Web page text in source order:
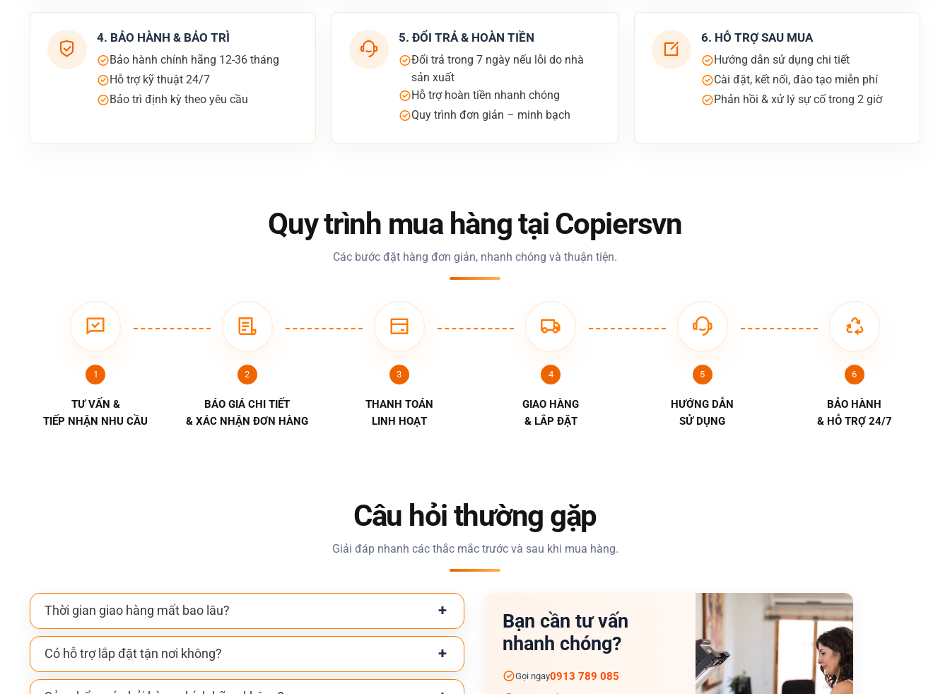
4. BẢO HÀNH & BẢO TRÌ
Bảo hành chính hãng 12-36 tháng
Hỗ trợ kỹ thuật 24/7
Bảo trì định kỳ theo yêu cầu
5. ĐỔI TRẢ & HOÀN TIỀN
Đổi trả trong 7 ngày nếu lỗi do nhà
sản xuất
Hỗ trợ hoàn tiền nhanh chóng
Quy trình đơn giản – minh bạch
6. HỖ TRỢ SAU MUA
Hướng dẫn sử dụng chi tiết
Cài đặt, kết nối, đào tạo miễn phí
Phản hồi & xử lý sự cố trong 2 giờ
Quy trình mua hàng tại Copiersvn
Các bước đặt hàng đơn giản, nhanh chóng và thuận tiện.
1
TƯ VẤN &
TIẾP NHẬN NHU CẦU
2
BÁO GIÁ CHI TIẾT
& XÁC NHẬN ĐƠN HÀNG
3
THANH TOÁN
LINH HOẠT
4
GIAO HÀNG
& LẮP ĐẶT
5
HƯỚNG DẪN
SỬ DỤNG
6
BẢO HÀNH
& HỖ TRỢ 24/7
Câu hỏi thường gặp
Giải đáp nhanh các thắc mắc trước và sau khi mua hàng.
Thời gian giao hàng mất bao lâu?
Có hỗ trợ lắp đặt tận nơi không?
Bạn cần tư vấn
nhanh chóng?
Gọi ngay0913 789 085